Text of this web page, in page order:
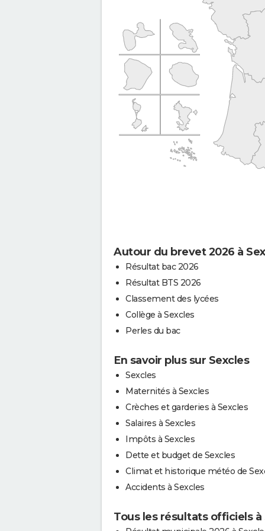
Autour du brevet 2026 à
Résultat bac 2026
Résultat BTS 2026
Classement des lycées
Collège à Sexcles
Perles du bac
En savoir plus sur Sexcles
Sexcles
Maternités à Sexcles
Crèches et garderies à Sexcles
Salaires à Sexcles
Impôts à Sexcles
Dette et budget de Sexcles
Climat et historique météo de
Accidents à Sexcles
Tous les résultats officiels à